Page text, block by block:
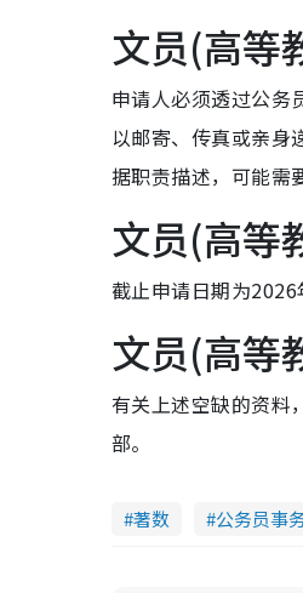
文员(高等
申请人必须透过公务
以邮寄、传真或亲身
据职责描述，可能需
文员(高等
截止申请日期为2026
文员(高等
有关上述空缺的资料
部。
著数 公务员事